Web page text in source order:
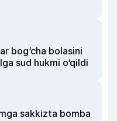
bog‘cha bolasini
sud hukmi o‘qildi
sakkizta bomba